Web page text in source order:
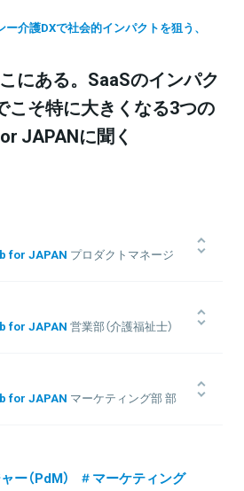
介護DXで社会的インパクトを狙う、
こにある。SaaSのインパク
こそ特に大きくなる3つの
JAPANに聞く
for JAPAN プロダクトマネージ
後、エンジニアとして、新規サービス立
『ポンパレ』や『海外版AirREGI』、
・プロダクトマネージャーとして、新規立
年9月にRehab for JAPANにジョイン
ージャーとして新規サービスの戦略策
for JAPAN 営業部（介護福祉士）
いて、介護スタッフとして従事。2019年
し、Customer success部を経て、現在
ービスと向き合い、各事業所が抱える課
部における行動管理・レポートなどの企
for JAPAN マーケティング部 部
運営するカウモ株式会社にて、SEOや
した後、ライフエンディングプラットフ
よりそうに入社。チームリーダーとして
ー（PdM）
マーケティング